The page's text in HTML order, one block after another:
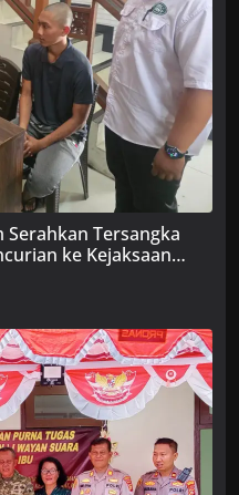
Tersangka
ke Kejaksaan